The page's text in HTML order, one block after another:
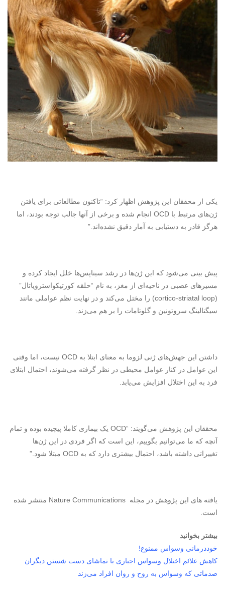
یکی از محققان این پژوهش اظهار کرد: “تاکنون مطالعاتی برای یافتن
ژن‌های مرتبط با OCD انجام شده و برخی از آنها جالب توجه بودند، اما
هرگز قادر به دستیابی به آمار دقیق نشده‌اند.”
پیش بینی می‌شود که این ژن‌ها در رشد سیناپس‌ها خلل ایجاد کرده و
مسیرهای عصبی در ناحیه‌ای از مغز، به نام “حلقه کورتیکواسترویاتال”
(
cortico-striatal loop) را مختل می‌کند و در نهایت نظم عواملی مانند
سیگنالینگ سروتونین و گلوتامات را بر هم می‌زند.
داشتن این جهش‌های ژنی لزوما به معنای ابتلا به OCD نیست، اما وقتی
این عوامل در کنار عوامل محیطی در نظر گرفته می‌شوند، احتمال ابتلای
فرد به این اختلال افزایش می‌یابد.
محققان این پژوهش می‌گویند: “OCD یک بیماری کاملا پیچیده بوده و تمام
آنچه که ما می‌توانیم بگوییم، این است که اگر فردی در این ژن‌ها
تغییراتی داشته باشد، احتمال بیشتری دارد که به OCD مبتلا شود.”
یافته های این پژوهش در مجله Nature Communications منتشر شده
است.
بیشتر بخوانید
خوددرمانی وسواس ممنوع!
کاهش علائم اختلال وسواس اجباری با تماشای دست شستن دیگران
صدماتی که وسواس به روح و روان افراد می‌زند